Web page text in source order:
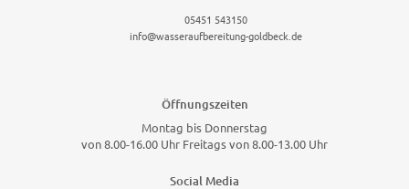
05451 543150
info@wasseraufbereitung-goldbeck.de
Öffnungszeiten
Montag bis Donnerstag
von 8.00-16.00 Uhr Freitags von 8.00-13.00 Uhr
Social Media